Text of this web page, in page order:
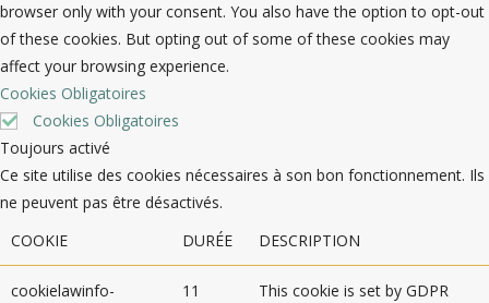
browser only with your consent. You also have the option to opt-out
of these cookies. But opting out of some of these cookies may
affect your browsing experience.
Cookies Obligatoires
Cookies Obligatoires
Toujours activé
Ce site utilise des cookies nécessaires à son bon fonctionnement. Ils
ne peuvent pas être désactivés.
COOKIE
DURÉE DESCRIPTION
cookielawinfo-
11
This cookie is set by GDPR